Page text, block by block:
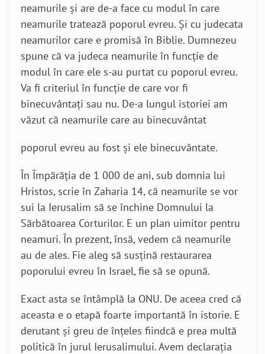
neamurile și are de-a face cu modul în care
neamurile tratează poporul evreu. Și cu judecata
neamurilor care e promisă în Biblie. Dumnezeu
spune că va judeca neamurile în funcție de
modul în care ele s-au purtat cu poporul evreu.
Va fi criteriul în funcție de care vor fi
binecuvântați sau nu. De-a lungul istoriei am
văzut că neamurile care au binecuvântat
poporul evreu au fost și ele binecuvântate.
În Împărăția de 1 000 de ani, sub domnia lui
Hristos, scrie în Zaharia 14, că neamurile se vor
sui la Ierusalim să se închine Domnului la
Sărbătoarea Corturilor. E un plan uimitor pentru
neamuri. În prezent, însă, vedem că neamurile
au de ales. Fie aleg să susțină restaurarea
poporului evreu în Israel, fie să se opună.
Exact asta se întâmplă la ONU. De aceea cred că
aceasta e o etapă foarte importantă în istorie. E
derutant și greu de înțeles fiindcă e prea multă
politică în jurul Ierusalimului. Avem declarația